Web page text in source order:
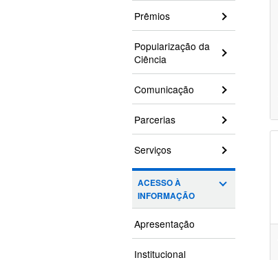
Prêmios
Popularização da
Ciência
Comunicação
Parcerias
Serviços
ACESSO À
INFORMAÇÃO
Apresentação
Institucional